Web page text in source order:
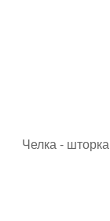
Челка -